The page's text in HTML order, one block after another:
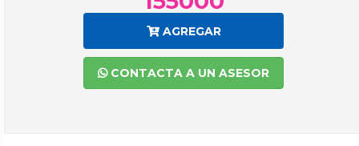
AGREGAR
CONTACTA A UN ASESOR